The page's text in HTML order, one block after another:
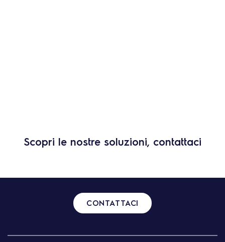
Scopri le nostre soluzioni, contattaci
CONTATTACI